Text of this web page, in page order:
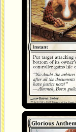
Antienne glorieuse